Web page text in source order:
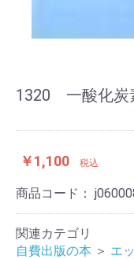
1320 一酸化炭
￥1,100 税込
商品コード：
関連カテゴリ
自費出版の本 ＞ エ